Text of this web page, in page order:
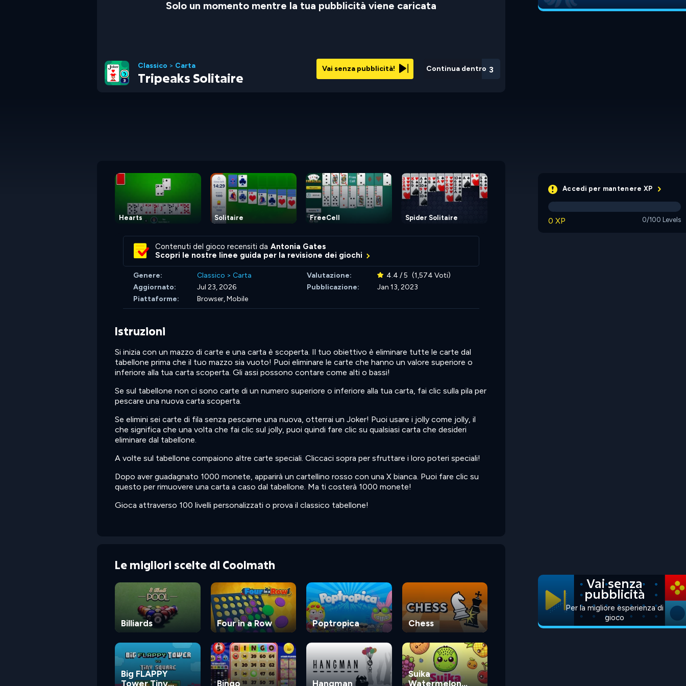
Solo un momento mentre la tua pubblicità viene caricata
Continua dentro 3
Vai senza pubblicità!
Classico > Carta
Tripeaks Solitaire
Hearts Solitaire FreeCell Spider Solitaire
Contenuti del gioco recensiti da Antonia Gates
Scopri le nostre linee guida per la revisione dei giochi
Genere: Classico > Carta Valutazione: 4.4 / 5 (1,574 Voti)
Aggiornato:
Jul 23, 2026 Pubblicazione:
Jan 13, 2023
Piattaforme:
Browser, Mobile
Istruzioni
Si inizia con un mazzo di carte e una carta è scoperta. Il tuo obiettivo è eliminare tutte le carte dal
tabellone prima che il tuo mazzo sia vuoto! Puoi eliminare le carte che hanno un valore superiore o
inferiore alla tua carta scoperta. Gli assi possono contare come alti o bassi!
Se sul tabellone non ci sono carte di un numero superiore o inferiore alla tua carta, fai clic sulla pila per
pescare una nuova carta scoperta.
Se elimini sei carte di fila senza pescarne una nuova, otterrai un Joker! Puoi usare i jolly come jolly, il
che significa che una volta che fai clic sul jolly, puoi quindi fare clic su qualsiasi carta che desideri
eliminare dal tabellone.
A volte sul tabellone compaiono altre carte speciali. Cliccaci sopra per sfruttare i loro poteri speciali!
Dopo aver guadagnato 1000 monete, apparirà un cartellino rosso con una X bianca. Puoi fare clic su
questo per rimuovere una carta a caso dal tabellone. Ma ti costerà 1000 monete!
Gioca attraverso 100 livelli personalizzati o prova il classico tabellone!
Le migliori scelte di Coolmath
Billiards Four in a Row Poptropica Chess
Big FLAPPY
Tower Tiny
Bingo Hangman
Suika
Watermelon
Accedi per mantenere XP
0 XP 0/100 Levels
Vai senza
pubblicità
Per la migliore esperienza di
gioco